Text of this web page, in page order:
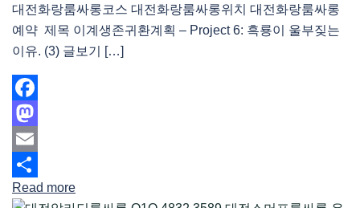
대전화랑룸싸롱코스 대전화랑룸싸롱위치 대전화랑룸싸롱
예약 제목 이계생존귀환계획 – Project 6: 흑룡이 울부짖는
이유. (3) 글보기 […]
Facebook
Mastodon
Email
Share
Read more